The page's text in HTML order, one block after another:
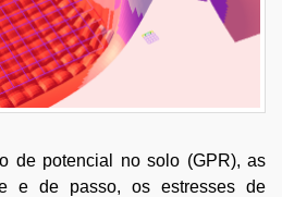
de potencial no solo (GPR), as
e de passo, os estresses de